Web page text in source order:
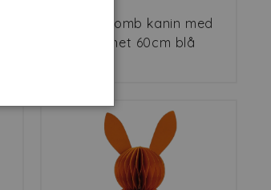
Honeycomb kanin med
magnet 60cm blå